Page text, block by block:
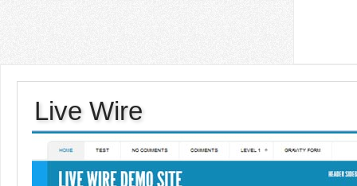
Live Wire